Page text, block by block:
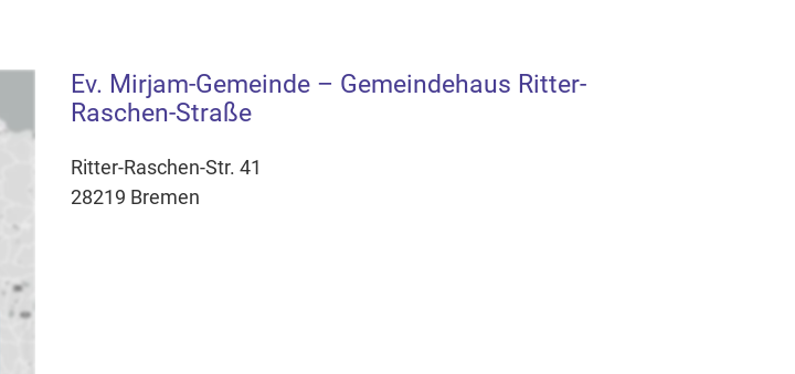
Ev. Mirjam-Gemeinde – Gemeindehaus Ritter-
Raschen-Straße
Ritter-Raschen-Str. 41
28219 Bremen